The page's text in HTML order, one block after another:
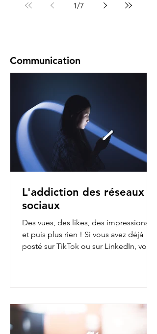
1/7
Communication
L'addiction des réseaux
sociaux
Des vues, des likes, des impressions…
et puis plus rien ! Si vous avez déjà
posté sur TikTok ou sur LinkedIn, vous